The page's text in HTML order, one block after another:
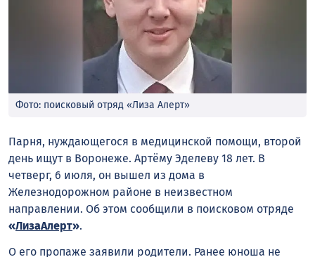
Фото: поисковый отряд «Лиза Алерт»
Парня, нуждающегося в медицинской помощи, второй
день ищут в Воронеже. Артёму Эделеву 18 лет. В
четверг, 6 июля, он вышел из дома в
Железнодорожном районе в неизвестном
направлении. Об этом сообщили в поисковом отряде
«ЛизаАлерт».
О его пропаже заявили родители. Ранее юноша не